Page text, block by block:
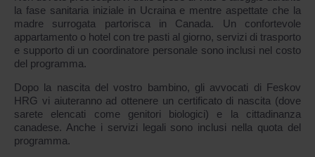
la fase sanitaria iniziale in Ucraina e mentre aspettate che la
madre surrogata partorisca in Canada. Un confortevole
appartamento o hotel con tre pasti al giorno, servizi di trasporto
e supporto di un coordinatore personale sono inclusi nel costo
del programma.
Dopo la nascita del vostro bambino, gli avvocati di Feskov
HRG vi aiuteranno ad ottenere un certificato di nascita (dove
sarete elencati come genitori biologici) e la cittadinanza
canadese. Anche i servizi legali sono inclusi nella quota del
programma.